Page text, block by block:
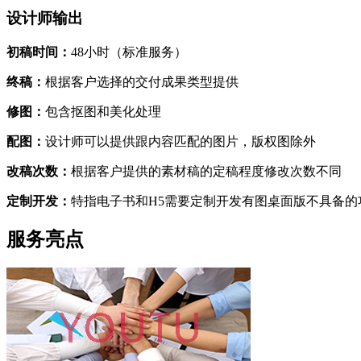
设计师输出
初稿时间： 48小时（标准服务）
终稿： 根据客户选择的交付成果类型提供
修图： 包含抠图和美化处理
配图： 设计师可以提供跟内容匹配的图片，版权图除外
改稿次数： 根据客户提供的素材稿的定稿程度修改次数不同
定制开发： 特指电子书和H5需要定制开发有图桌面版不具备的
服务亮点